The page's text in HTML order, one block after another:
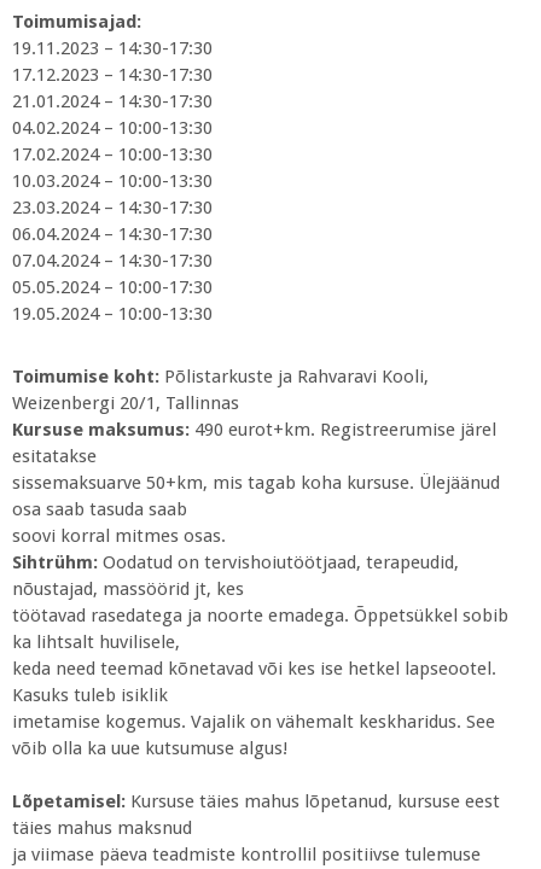
Toimumisajad:
19.11.2023 – 14:30-17:30
17.12.2023 – 14:30-17:30
21.01.2024 – 14:30-17:30
04.02.2024 – 10:00-13:30
17.02.2024 – 10:00-13:30
10.03.2024 – 10:00-13:30
23.03.2024 – 14:30-17:30
06.04.2024 – 14:30-17:30
07.04.2024 – 14:30-17:30
05.05.2024 – 10:00-17:30
19.05.2024 – 10:00-13:30
Toimumise koht: Põlistarkuste ja Rahvaravi Kooli,
Weizenbergi 20/1, Tallinnas
Kursuse maksumus: 490 eurot+km. Registreerumise järel
esitatakse
sissemaksuarve 50+km, mis tagab koha kursuse. Ülejäänud
osa saab tasuda saab
soovi korral mitmes osas.
Sihtrühm: Oodatud on tervishoiutöötjaad, terapeudid,
nõustajad, massöörid jt, kes
töötavad rasedatega ja noorte emadega. Õppetsükkel sobib
ka lihtsalt huvilisele,
keda need teemad kõnetavad või kes ise hetkel lapseootel.
Kasuks tuleb isiklik
imetamise kogemus. Vajalik on vähemalt keskharidus. See
võib olla ka uue kutsumuse algus!
Lõpetamisel: Kursuse täies mahus lõpetanud, kursuse eest
täies mahus maksnud
ja viimase päeva teadmiste kontrollil positiivse tulemuse